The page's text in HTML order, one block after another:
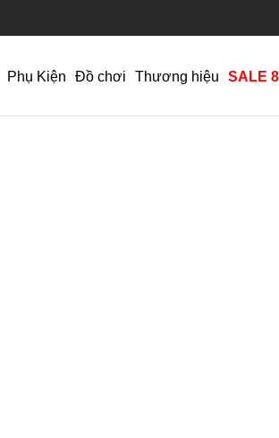
Phụ Kiện Đồ chơi Thương hiệu SALE